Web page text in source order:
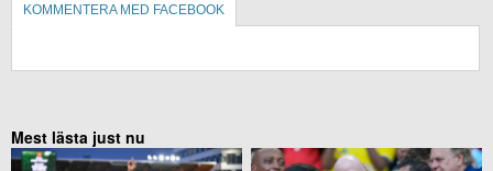
KOMMENTERA MED FACEBOOK
Mest lästa just nu